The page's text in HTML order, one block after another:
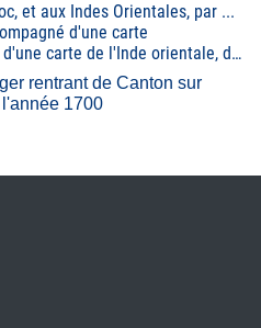
et aux Indes Orientales, par ...
d'une carte
carte de l'Inde orientale, d…
rentrant de Canton sur
1700